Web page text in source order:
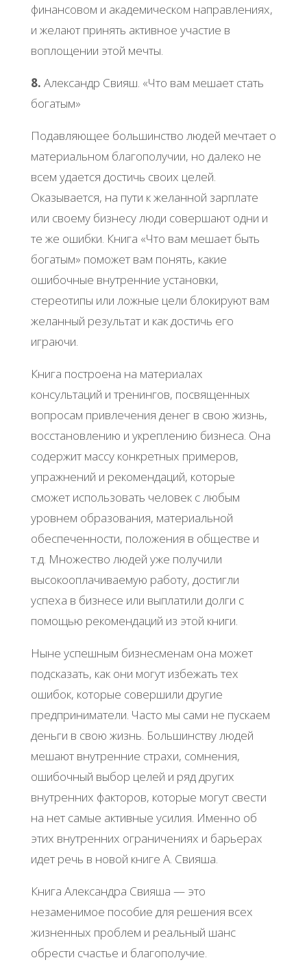
финансовом и академическом направлениях,
и желают принять активное участие в
воплощении этой мечты.
8. Александр Свияш. «Что вам мешает стать
богатым»
Подавляющее большинство людей мечтает о
материальном благополучии, но далеко не
всем удается достичь своих целей.
Оказывается, на пути к желанной зарплате
или своему бизнесу люди совершают одни и
те же ошибки. Книга «Что вам мешает быть
богатым» поможет вам понять, какие
ошибочные внутренние установки,
стереотипы или ложные цели блокируют вам
желанный результат и как достичь его
играючи.
Книга построена на материалах
консультаций и тренингов, посвященных
вопросам привлечения денег в свою жизнь,
восстановлению и укреплению бизнеса. Она
содержит массу конкретных примеров,
упражнений и рекомендаций, которые
сможет использовать человек с любым
уровнем образования, материальной
обеспеченности, положения в обществе и
т.д. Множество людей уже получили
высокооплачиваемую работу, достигли
успеха в бизнесе или выплатили долги с
помощью рекомендаций из этой книги.
Ныне успешным бизнесменам она может
подсказать, как они могут избежать тех
ошибок, которые совершили другие
предприниматели. Часто мы сами не пускаем
деньги в свою жизнь. Большинству людей
мешают внутренние страхи, сомнения,
ошибочный выбор целей и ряд других
внутренних факторов, которые могут свести
на нет самые активные усилия. Именно об
этих внутренних ограничениях и барьерах
идет речь в новой книге А. Свияша.
Книга Александра Свияша — это
незаменимое пособие для решения всех
жизненных проблем и реальный шанс
обрести счастье и благополучие.